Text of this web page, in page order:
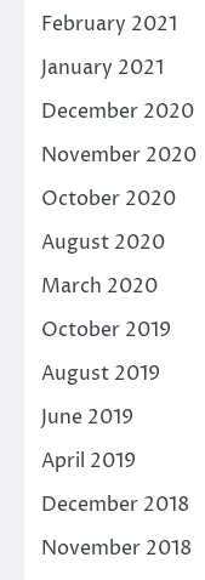
February 2021
January 2021
December 2020
November 2020
October 2020
August 2020
March 2020
October 2019
August 2019
June 2019
April 2019
December 2018
November 2018